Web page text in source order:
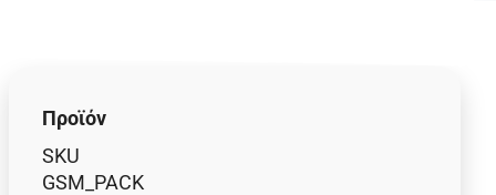
Προϊόν
SKU
GSM_PACK